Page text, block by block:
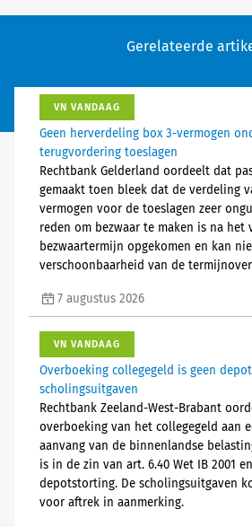
Gerelateerde
VN VANDAAG
Geen herverdeling box 3-vermogen
terugvordering toeslagen
Rechtbank Gelderland oordeelt dat
gemaakt toen bleek dat de verdeling
vermogen voor de toeslagen zeer
reden om bezwaar te maken is na het
bezwaartermijn opgekomen en kan
verschoonbaarheid van de
7 augustus 2026
VN VANDAAG
Overboeking collegegeld is geen
scholingsuitgaven
Rechtbank Zeeland-West-Brabant
overboeking van het collegegeld aan
aanvang van de binnenlandse
is in de zin van art. 6.40 Wet IB 2001
depotstorting. De scholingsuitgaven
voor aftrek in aanmerking.